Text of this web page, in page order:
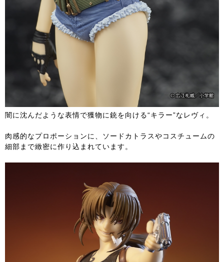
闇に沈んだような表情で獲物に銃を向ける“キラー”なレヴィ。
肉感的なプロポーションに、ソードカトラスやコスチュームの
細部まで緻密に作り込まれています。